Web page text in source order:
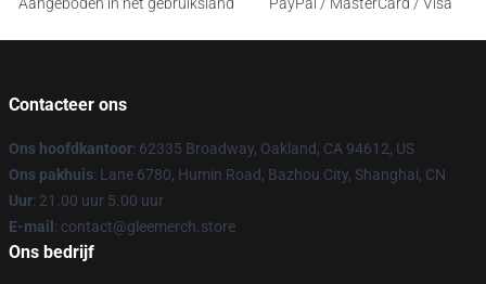
Contacteer ons
Ons hoofdkantoor: 62335 Broadway, Oakland, CA 94612, US
Ons pakhuis: Lane 6780, Humin Road, Bazhou City, Shanghai, CN
Uur: 21.00 uur 5.00 uur
E-mail : contact@gleemerch.store
Ons bedrijf